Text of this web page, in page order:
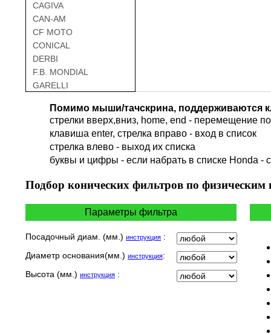
CAGIVA
CAN-AM
CF MOTO
CONICAL
DERBI
F.B. MONDIAL
GARELLI
GILERA
HARLEY DAVIDSON
HERO
HUSQVARNA
INDIAN
KEEWAY
MBK
MOTO GUZZI
Помимо мыши/тачскрина, поддерживаются
стрелки вверх,вниз, home, end - перемещение
клавиша enter, стрелка вправо - вход в список
cтрелка влево - выход их списка
буквы и цифры - если набрать в списке Honda -
Подбор конических фильтров по физическим
Параметры фильтра
Посадочный диам. (мм.) инструкция :
Диаметр основания(мм.) инструкция:
Высота (мм.) инструкция :